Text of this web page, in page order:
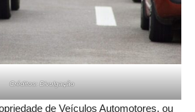
Créditos: Divulgação
de Veículos Automotores, ou